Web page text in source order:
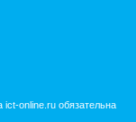
online.ru обязательна